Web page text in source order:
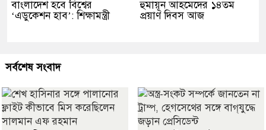
বাংলাদেশ হবে বিশ্বের
‘এডুকেশন হাব’: শিক্ষামন্ত্রী
হুমায়ূন আহমেদের ১৪তম
প্রয়াণ দিবস আজ
সর্বশেষ সংবাদ